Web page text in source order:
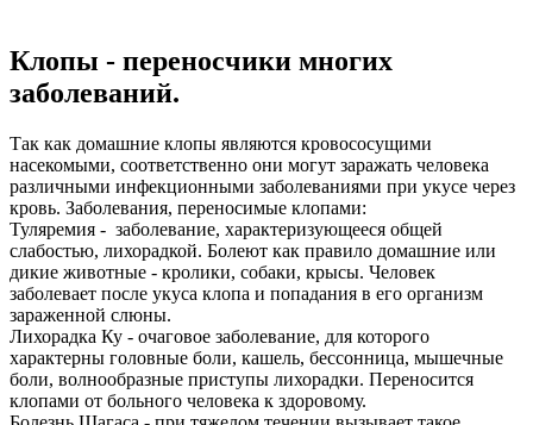
Клопы - переносчики многих
заболеваний.
Так как домашние клопы являются кровососущими
насекомыми, соответственно они могут заражать человека
различными инфекционными заболеваниями при укусе через
кровь. Заболевания, переносимые клопами:
Туляремия - заболевание, характеризующееся общей
слабостью, лихорадкой. Болеют как правило домашние или
дикие животные - кролики, собаки, крысы. Человек
заболевает после укуса клопа и попадания в его организм
зараженной слюны.
Лихорадка Ку - очаговое заболевание, для которого
характерны головные боли, кашель, бессонница, мышечные
боли, волнообразные приступы лихорадки. Переносится
клопами от больного человека к здоровому.